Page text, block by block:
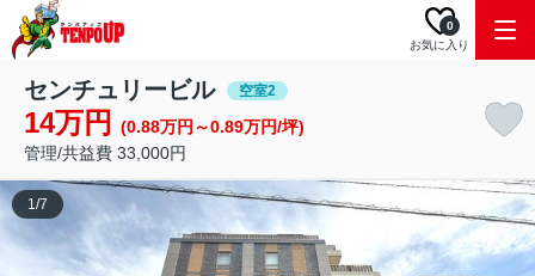
お気に入り
0
センチュリービル 空室2
14万円
(0.88万円～0.89万円/坪)
管理/共益費 33,000円
1/7